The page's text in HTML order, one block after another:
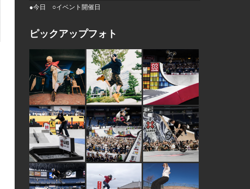
●今日 ○イベント開催日
ピックアップフォト